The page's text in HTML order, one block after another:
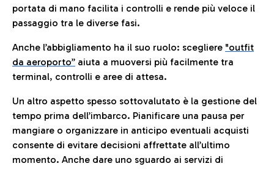
portata di mano facilita i controlli e rende più veloce il
passaggio tra le diverse fasi.
Anche l’abbigliamento ha il suo ruolo: scegliere "outfit
da aeroporto” aiuta a muoversi più facilmente tra
terminal, controlli e aree di attesa.
Un altro aspetto spesso sottovalutato è la gestione del
tempo prima dell’imbarco. Pianificare una pausa per
mangiare o organizzare in anticipo eventuali acquisti
consente di evitare decisioni affrettate all’ultimo
momento. Anche dare uno sguardo ai servizi di